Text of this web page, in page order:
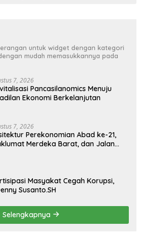
untuk widget dengan kategori
mudah memasukkannya pada
7, 2026
Pancasilanomics Menuju
Ekonomi Berkelanjutan
7, 2026
Perekonomian Abad ke-21,
Merdeka Barat, dan Jalan
Masyakat Cegah Korupsi,
Susanto.SH
Selengkapnya